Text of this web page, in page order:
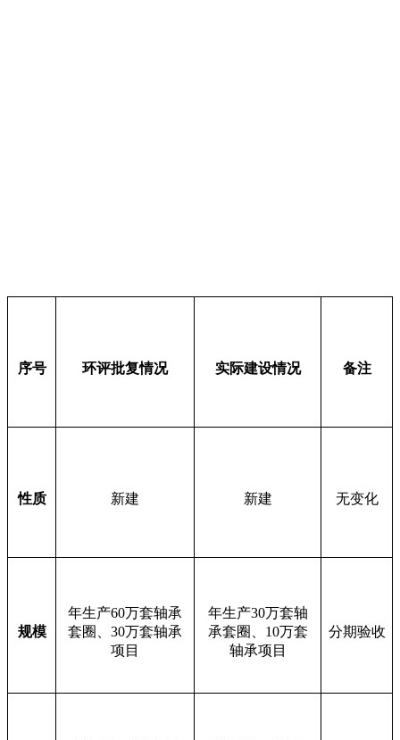
序号 环评批复情况 实际建设情况 备注
性质 新建 新建 无变化
规模
年生产60万套轴承
套圈、 30万套轴承
项目
年生产30万套轴
承套圈、 10万套
轴承项目
分期验收